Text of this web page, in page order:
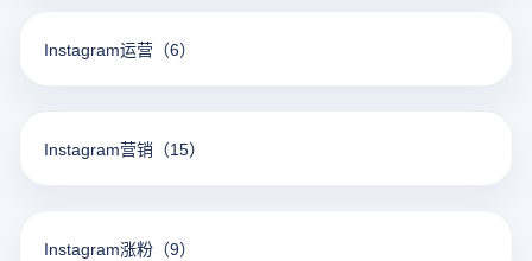
Instagram运营 （6）
Instagram营销 （15）
Instagram涨粉 （9）